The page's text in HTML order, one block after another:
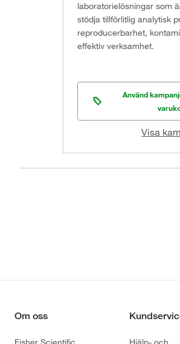
laboratorielösningar som
stödja tillförlitlig analytisk
reproducerbarhet,
effektiv verksamhet.
Använd
Visa
Om oss